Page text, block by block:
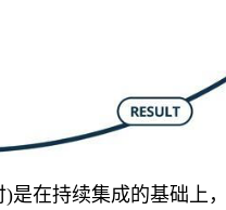
)是在持续集成的基础上